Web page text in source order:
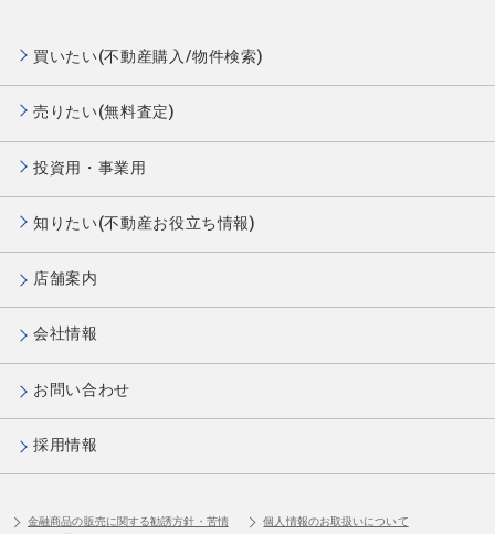
買いたい(不動産購入/物件検索)
売りたい(無料査定)
投資用・事業用
知りたい(不動産お役立ち情報)
店舗案内
会社情報
お問い合わせ
採用情報
金融商品の販売に関する勧誘方針・苦情
個人情報のお取扱いについて